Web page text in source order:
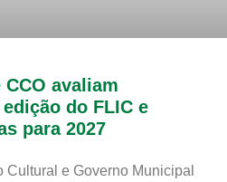
avaliam
do FLIC e
para 2027
Cultural e Governo Municipal